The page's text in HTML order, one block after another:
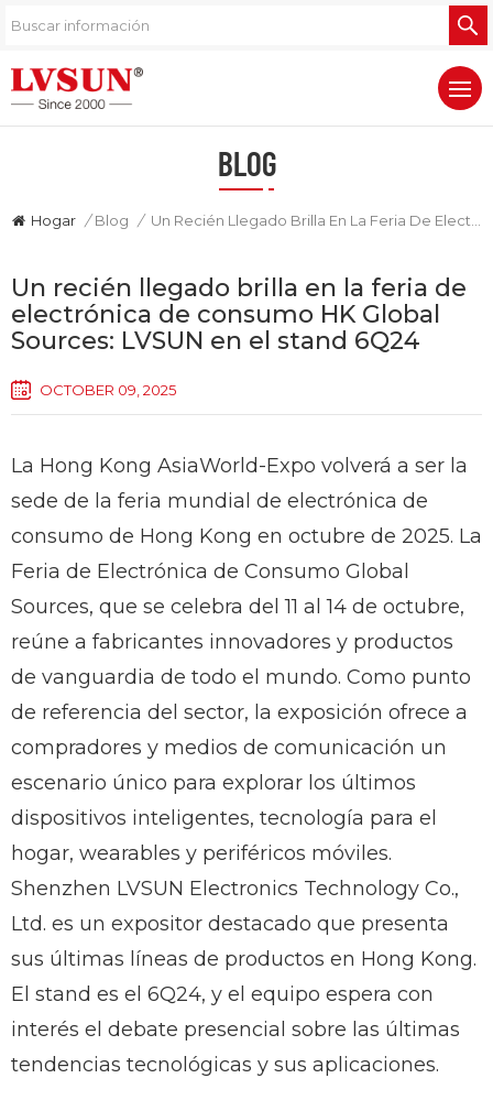
BLOG
Hogar / Blog /
Un recién llegado brilla en la feria de
electrónica de consumo HK Global
Sources: LVSUN en el stand 6Q24
OCTOBER 09, 2025
La Hong Kong AsiaWorld-Expo volverá a ser la
sede de la feria mundial de electrónica de
consumo de Hong Kong en octubre de 2025. La
Feria de Electrónica de Consumo Global
Sources, que se celebra del 11 al 14 de octubre,
reúne a fabricantes innovadores y productos
de vanguardia de todo el mundo. Como punto
de referencia del sector, la exposición ofrece a
compradores y medios de comunicación un
escenario único para explorar los últimos
dispositivos inteligentes, tecnología para el
hogar, wearables y periféricos móviles.
Shenzhen LVSUN Electronics Technology Co.,
Ltd. es un expositor destacado que presenta
sus últimas líneas de productos en Hong Kong.
El stand es el 6Q24, y el equipo espera con
interés el debate presencial sobre las últimas
tendencias tecnológicas y sus aplicaciones.